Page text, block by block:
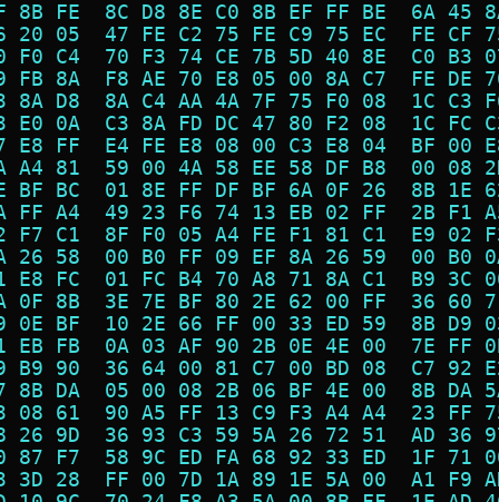
8B FE  8C D8 8E C0 8B EF FF BE  6A
20 05  47 FE C2 75 FE C9 75 EC  FE
F0 C4  70 F3 74 CE 7B 5D 40 8E  C0
FB 8A  F8 AE 70 E8 05 00 8A C7  FE
8A D8  8A C4 AA 4A 7F 75 F0 08  1C
E0 0A  C3 8A FD DC 47 80 F2 08  1C
E8 FF  E4 FE E8 08 00 C3 E8 04  BF
A4 81  59 00 4A 58 EE 58 DF B8  00
BF BC  01 8E FF DF BF 6A 0F 26  8B
FF A4  49 23 F6 74 13 EB 02 FF  2B
F7 C1  8F F0 05 A4 FE F1 81 C1  E9
26 58  00 B0 FF 09 EF 8A 26 59  00
E8 FC  01 FC B4 70 A8 71 8A C1  B9
0F 8B  3E 7E BF 80 2E 62 00 FF  36
0E BF  10 2E 66 FF 00 33 ED 59  8B
EB FB  0A 03 AF 90 2B 0E 4E 00  7E
B9 90  36 64 00 81 C7 00 BD 08  C7
8B DA  05 00 08 2B 06 BF 4E 00  8B
08 61  90 A5 FF 13 C9 F3 A4 A4  23
26 9D  36 93 C3 59 5A 26 72 51  AD
87 F7  58 9C ED FA 68 92 33 ED  1F
3D 28  FF 00 7D 1A 89 1E 5A 00  A1